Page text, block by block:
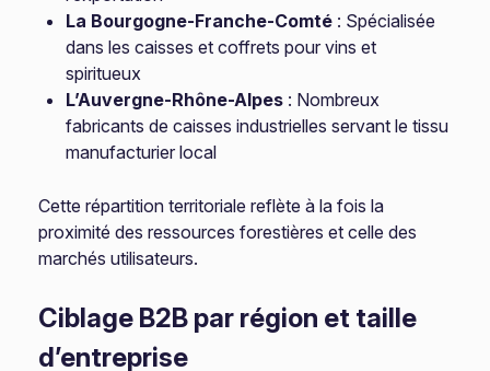
La Bourgogne-Franche-Comté : Spécialisée
dans les caisses et coffrets pour vins et
spiritueux
L’Auvergne-Rhône-Alpes : Nombreux
fabricants de caisses industrielles servant le tissu
manufacturier local
Cette répartition territoriale reflète à la fois la
proximité des ressources forestières et celle des
marchés utilisateurs.
Ciblage B2B par région et taille
d’entreprise